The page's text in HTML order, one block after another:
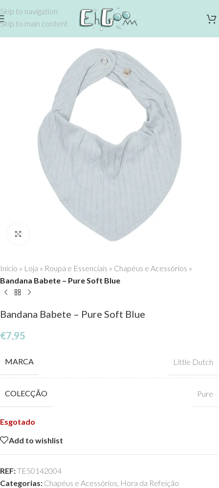
Skip to navigation
Skip to main content
Início » Loja » Roupa e Essenciais » Chapéus e Acessórios »
Bandana Babete – Pure Soft Blue
Bandana Babete – Pure Soft Blue
€7,95
MARCA Little Dutch
COLECÇÃO Pure
Esgotado
Add to wishlist
REF:TE50142004
Categorias: Chapéus e Acessórios, Hora da Refeição